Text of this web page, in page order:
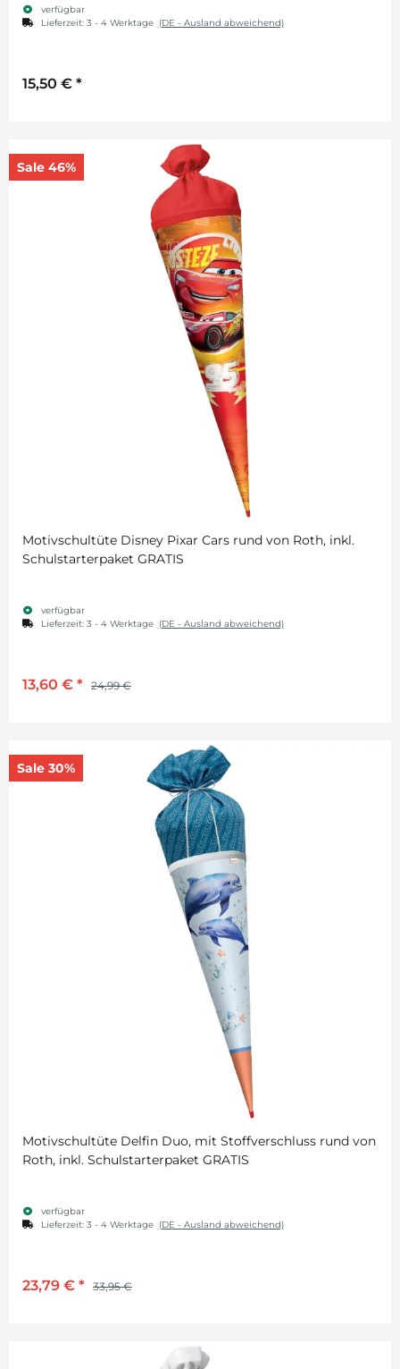
verfügbar
Lieferzeit: 3 - 4 Werktage (DE - Ausland abweichend)
15,50 € *
Sale 46%
Motivschultüte Disney Pixar Cars rund von Roth, inkl.
Schulstarterpaket GRATIS
verfügbar
Lieferzeit: 3 - 4 Werktage (DE - Ausland abweichend)
13,60 € * 24,99 €
Sale 30%
Motivschultüte Delfin Duo, mit Stoffverschluss rund von
Roth, inkl. Schulstarterpaket GRATIS
verfügbar
Lieferzeit: 3 - 4 Werktage (DE - Ausland abweichend)
23,79 € * 33,95 €